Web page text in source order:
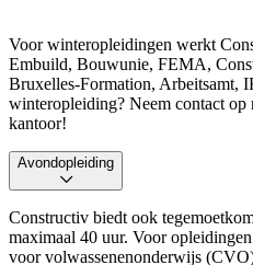
Voor winteropleidingen werkt
Embuild, Bouwunie, FEMA,
Bruxelles-Formation, Arbeitsamt,
winteropleiding? Neem contact
kantoor!
Avondopleiding
Constructiv biedt ook
maximaal 40 uur. Voor
voor volwassenenonderwijs